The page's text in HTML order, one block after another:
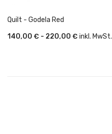
Quilt - Godela Red
140,00 € - 220,00 € inkl. MwSt.